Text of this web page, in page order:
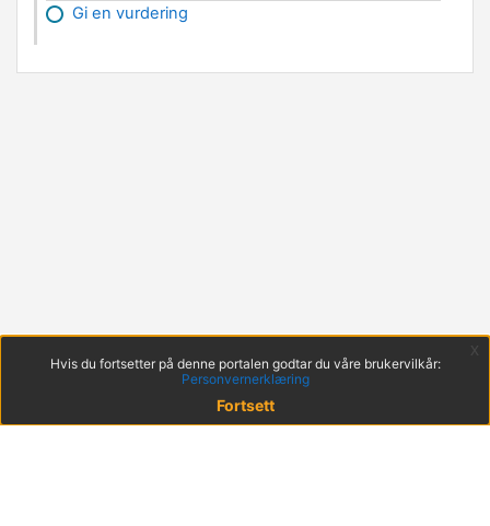
Gi en vurdering
Hvis du fortsetter på denne portalen godtar du våre brukervilkår:
Personvernerklæring
Fortsett
x